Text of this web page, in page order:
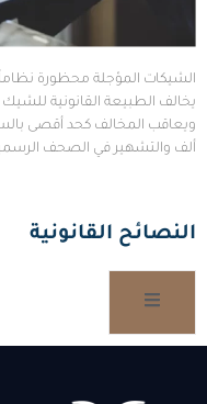
الشيكات المؤجلة محظورة
يخالف الطبيعة القانونية
ألف والتشهير في الصحف
النصائح القانونية